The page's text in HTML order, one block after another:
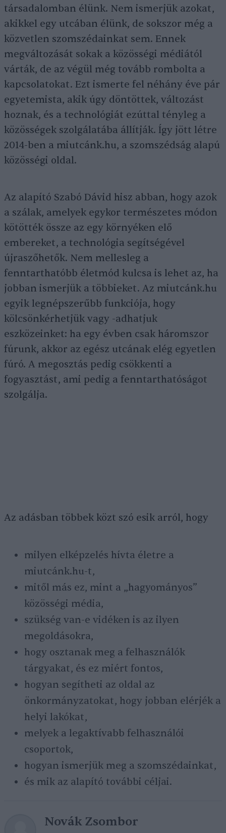
társadalomban élünk. Nem ismerjük azokat,
akikkel egy utcában élünk, de sokszor még a
közvetlen szomszédainkat sem. Ennek
megváltozását sokak a közösségi médiától
várták, de az végül még tovább rombolta a
kapcsolatokat. Ezt ismerte fel néhány éve pár
egyetemista, akik úgy döntöttek, változást
hoznak, és a technológiát ezúttal tényleg a
közösségek szolgálatába állítják. Így jött létre
2014-ben a miutcánk.hu, a szomszédság alapú
közösségi oldal.
Az alapító Szabó Dávid hisz abban, hogy azok
a szálak, amelyek egykor természetes módon
kötötték össze az egy környéken elő
embereket, a technológia segítségével
újraszőhetők. Nem mellesleg a
fenntarthatóbb életmód kulcsa is lehet az, ha
jobban ismerjük a többieket. Az miutcánk.hu
egyik legnépszerűbb funkciója, hogy
kölcsönkérhetjük vagy -adhatjuk
eszközeinket: ha egy évben csak háromszor
fúrunk, akkor az egész utcának elég egyetlen
fúró. A megosztás pedig csökkenti a
fogyasztást, ami pedig a fenntarthatóságot
szolgálja.
Az adásban többek közt szó esik arról, hogy
milyen elképzelés hívta életre a
miutcánk.hu-t,
mitől más ez, mint a „hagyományos”
közösségi média,
szükség van-e vidéken is az ilyen
megoldásokra,
hogy osztanak meg a felhasználók
tárgyakat, és ez miért fontos,
hogyan segítheti az oldal az
önkormányzatokat, hogy jobban elérjék a
helyi lakókat,
melyek a legaktívabb felhasználói
csoportok,
hogyan ismerjük meg a szomszédainkat,
és mik az alapító további céljai.
Novák Zsombor